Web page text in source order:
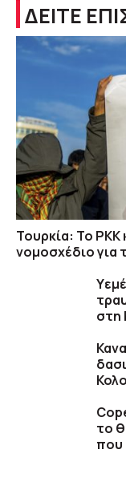
ΔΕΙΤΕ
Τουρκία: Το
νομοσχέδιο για
στη
το
που